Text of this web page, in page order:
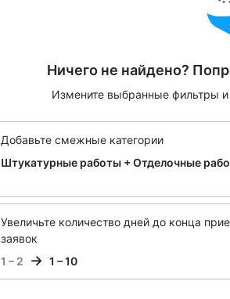
Ничего не найдено?
Измените выбранные фильтры
Добавьте смежные категории
Штукатурные работы + Отделочные
Увеличьте количество дней до конца
заявок
1 – 2
1 – 10